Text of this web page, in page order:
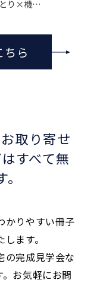
り×機…
ら
取り寄せ
すべて無
かりやすい冊子
ます。
の完成見学会な
お気軽にお問